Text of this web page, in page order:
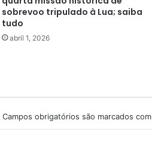
sobrevoo tripulado à Lua; saiba
tudo
abril 1, 2026
Campos obrigatórios são marcados com